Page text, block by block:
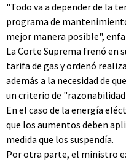
"Todo va a depender de la
programa de
mejor manera posible",
La Corte Suprema frenó en
tarifa de gas y ordenó
además a la necesidad de
un criterio de
En el caso de la energía
que los aumentos deben
medida que los suspendía.
Por otra parte, el ministro